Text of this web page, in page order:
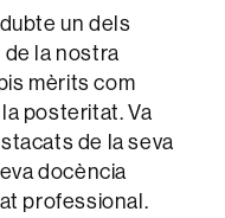
un dels
la nostra
mèrits com
posteritat. Va
de la seva
docència
professional.